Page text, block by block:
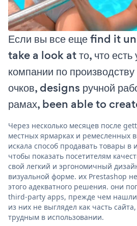
Если вы все еще find it
take a look at то, что
компании по
очков, designs ручной
рамах, been able to
Через несколько месяцев после
местных ярмарках и ремесленных
искала способ продавать товары в
чтобы показать посетителям
свой легкий и эргономичный
визуальной форме. их Prestashop
этого адекватного решения. они
third-party apps, прежде чем
из них не выглядел как часть
трудным в использовании.